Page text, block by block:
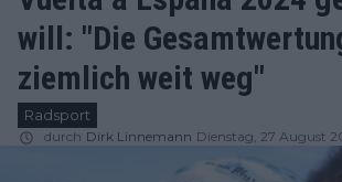
will: "Die
ziemlich weit weg"
Radsport
durch Dirk Linnemann Dienstag, 27 August